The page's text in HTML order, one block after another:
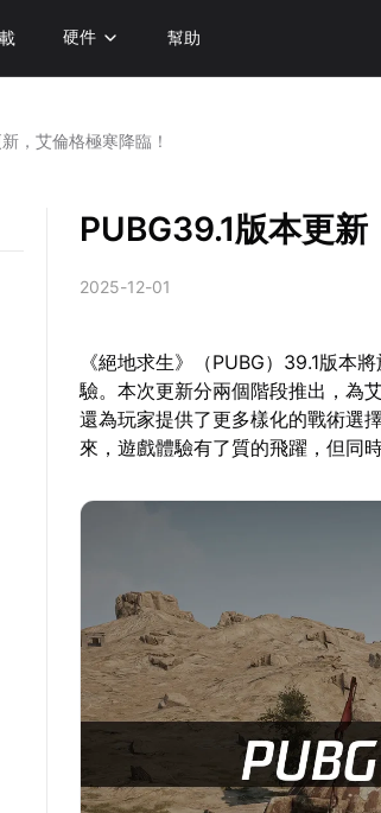
硬件 幫助
，艾倫格極寒降臨！
PUBG39.1版本更新
2025-12-01
《絕地求生》（PUBG）39.1版本
驗。本次更新分兩個階段推出，為
還為玩家提供了更多樣化的戰術選
來，遊戲體驗有了質的飛躍，但同